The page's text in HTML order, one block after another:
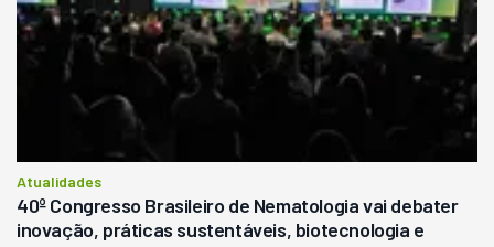
Atualidades
40º Congresso Brasileiro de Nematologia vai debater
inovação, práticas sustentáveis, biotecnologia e